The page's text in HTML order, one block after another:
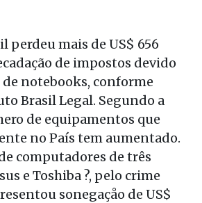
perdeu mais de US$ 656
de impostos devido
notebooks, conforme
Brasil Legal. Segundo a
de equipamentos que
no País tem aumentado.
computadores de três
e Toshiba ?, pelo crime
sonegaçåo de US$